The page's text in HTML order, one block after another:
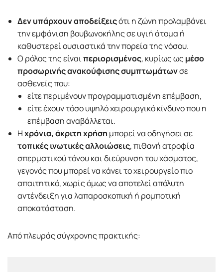
Δεν υπάρχουν αποδείξειςότι η ζώνη προλαμβάνει
την εμφάνιση βουβωνοκήλης σε υγιή άτομα ή
καθυστερεί ουσιαστικά την πορεία της νόσου.
Ο ρόλος της είναιπεριορισμένος, κυρίως ωςμέσο
προσωρινής ανακούφισης συμπτωμάτωνσε
ασθενείς που:
είτε περιμένουν προγραμματισμένη επέμβαση,
είτε έχουν τόσο υψηλό χειρουργικό κίνδυνο που η
επέμβαση αναβάλλεται.
Ηχρόνια, άκριτη χρήση μπορεί να οδηγήσει σε
τοπικές ινωτικές αλλοιώσεις, πιθανή ατροφία
σπερματικού τόνου και διεύρυνση του χάσματος,
γεγονός που μπορεί να κάνει το χειρουργείο πιο
απαιτητικό, χωρίς όμως να αποτελεί απόλυτη
αντένδειξη για λαπαροσκοπική ή ρομποτική
αποκατάσταση.
Από πλευράς σύγχρονης πρακτικής: